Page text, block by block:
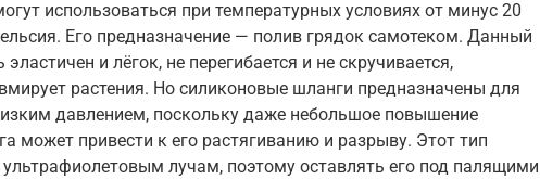
использоваться при температурных условиях от минус 20
Его предназначение — полив грядок самотеком. Данный
и лёгок, не перегибается и не скручивается,
растения. Но силиконовые шланги предназначены для
давлением, поскольку даже небольшое повышение
может привести к его растягиванию и разрыву. Этот тип
лучам, поэтому оставлять его под палящими